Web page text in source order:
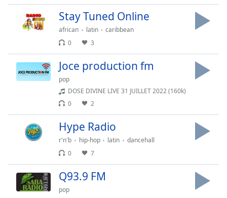
Font
Style
Close
Modal
Dialog
Stay Tuned Online
african latin
caribbean
0
3
Joce production fm
pop
DOSE DIVINE LIVE 31 JUILLET 2022 (160k)
0
2
Hype Radio
r'n'b hip-hop latin
dancehall
0
7
Q93.9 FM
pop